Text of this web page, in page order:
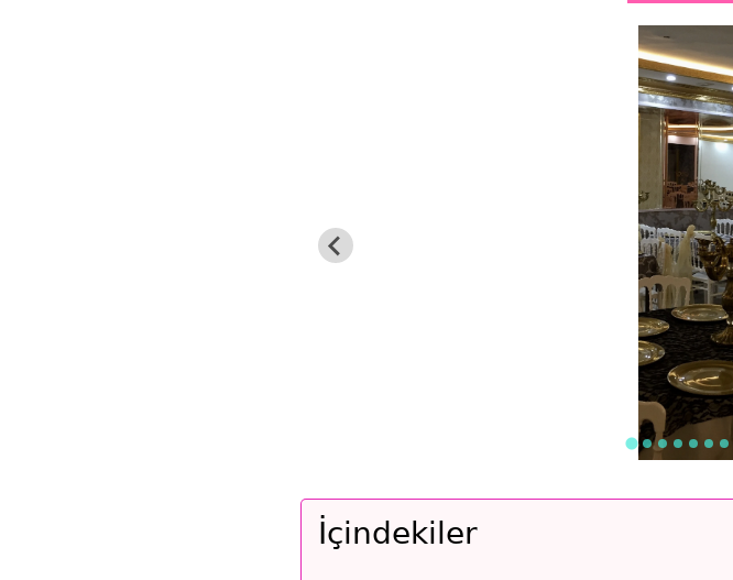
İçindekiler